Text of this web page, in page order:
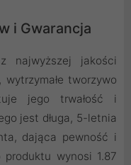
i Gwarancja
z najwyższej jakości
tworzywo
jego trwałość i
jest długa, 5-letnia
dająca pewność i
wynosi 1.87